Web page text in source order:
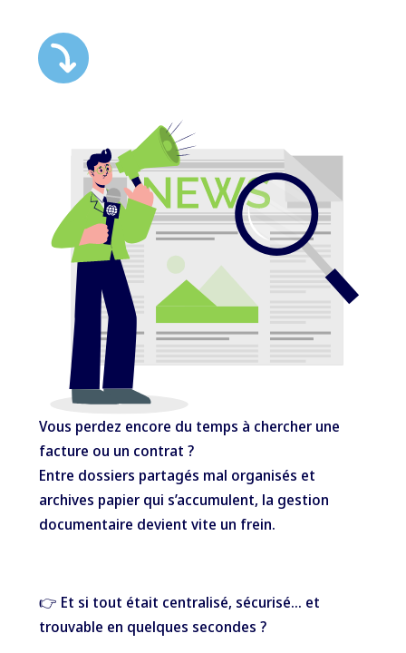
Vous perdez encore du temps à chercher une
facture ou un contrat ?
Entre dossiers partagés mal organisés et
archives papier qui s’accumulent, la gestion
documentaire devient vite un frein.
👉 Et si tout était centralisé, sécurisé… et
trouvable en quelques secondes ?